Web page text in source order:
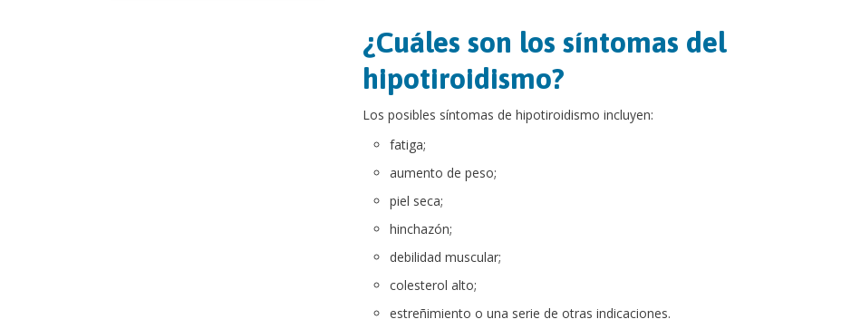
¿Cuáles son los síntomas del
hipotiroidismo?
Los posibles síntomas de hipotiroidismo incluyen:
fatiga;
aumento de peso;
piel seca;
hinchazón;
debilidad muscular;
colesterol alto;
estreñimiento o una serie de otras indicaciones.